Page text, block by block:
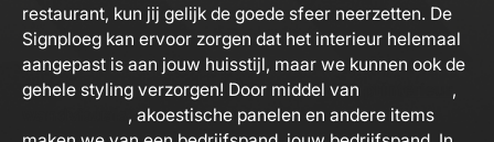
restaurant, kun jij gelijk de goede sfeer neerzetten. De
Signploeg kan ervoor zorgen dat het interieur helemaal
aangepast is aan jouw huisstijl, maar we kunnen ook de
gehele styling verzorgen! Door middel van
,
, akoestische panelen en andere items